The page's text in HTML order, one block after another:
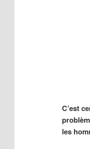
C’est
les